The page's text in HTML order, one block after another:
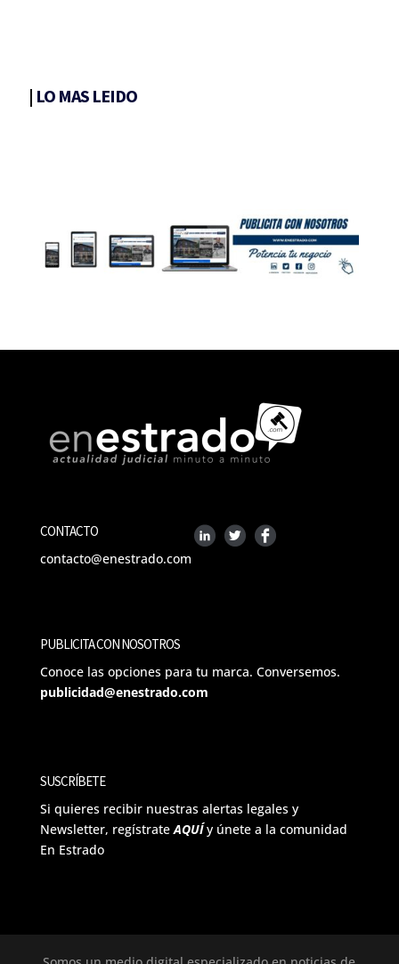
| LO MAS LEIDO
CONTACTO
contacto@enestrado.com
PUBLICITA CON NOSOTROS
Conoce las opciones para tu marca. Conversemos.
publicidad@enestrado.com
SUSCRÍBETE
Si quieres recibir nuestras alertas legales y
Newsletter, regístrateAQUÍ y únete a la comunidad
En Estrado